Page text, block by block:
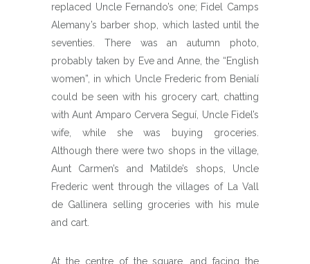
replaced Uncle Fernando’s one; Fidel Camps
Alemany’s barber shop, which lasted until the
seventies. There was an autumn photo,
probably taken by Eve and Anne, the “English
women”, in which Uncle Frederic from Benialí
could be seen with his grocery cart, chatting
with Aunt Amparo Cervera Seguí, Uncle Fidel’s
wife, while she was buying groceries.
Although there were two shops in the village,
Aunt Carmen’s and Matilde’s shops, Uncle
Frederic went through the villages of La Vall
de Gallinera selling groceries with his mule
and cart.
At the centre of the square, and facing the